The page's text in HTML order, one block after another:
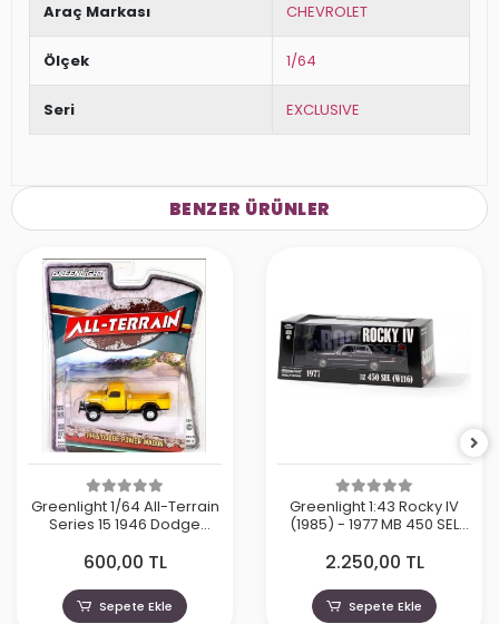
Araç Markası CHEVROLET
Ölçek 1/64
Seri EXCLUSIVE
BENZER ÜRÜNLER
Greenlight 1/64 All-Terrain
Series 15 1946 Dodge
600,00 TL
Sepete Ekle
Greenlight 1:43 Rocky IV
(1985) - 1977 MB 450 SEL
2.250,00 TL
Sepete Ekle